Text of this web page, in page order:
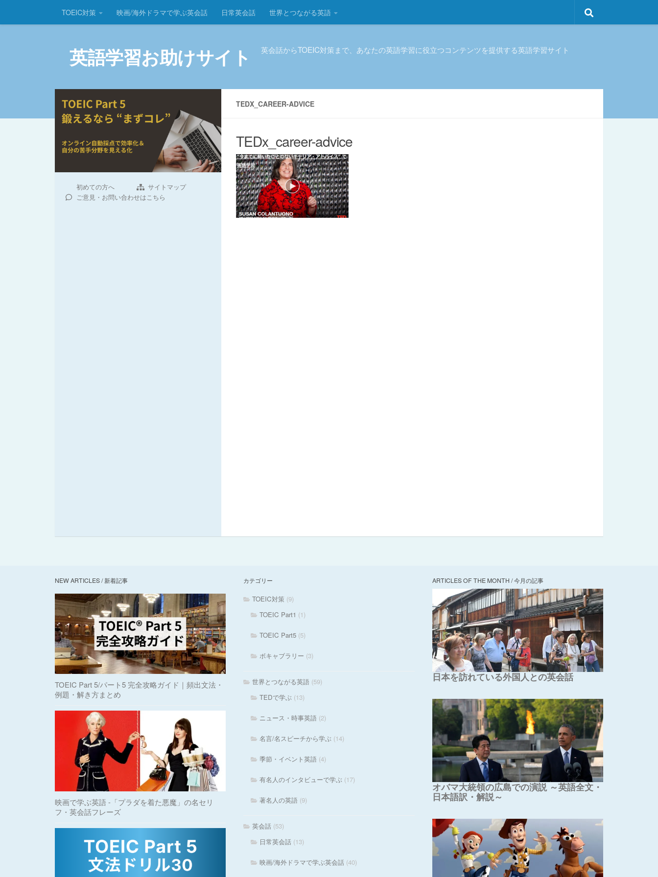
コンテンツへスキップ
TOEIC対策 映画/海外ドラマで学ぶ英会話 日常英会話 世界とつながる英語
英語学習お助けサイト 英会話からTOEIC対策まで、あなたの英語学習に役立つコンテンツを提供する英語学習サイト
TEDX_CAREER-ADVICE
TEDx_career-advice
初めての方へ
サイトマップ
ご意見・お問い合わせはこちら
NEW ARTICLES / 新着記事
TOEIC Part 5/パート5 完全攻略ガイド｜頻出文法・
例題・解き方まとめ
映画で学ぶ英語 -「プラダを着た悪魔」の名セリ
フ・英会話フレーズ
カテゴリー
TOEIC対策 (9)
TOEIC Part1 (1)
TOEIC Part5 (5)
ボキャブラリー (3)
世界とつながる英語 (59)
TEDで学ぶ (13)
ニュース・時事英語 (2)
名言/名スピーチから学ぶ (14)
季節・イベント英語 (4)
有名人のインタビューで学ぶ (17)
著名人の英語 (9)
英会話 (53)
日常英会話 (13)
映画/海外ドラマで学ぶ英会話 (40)
ARTICLES OF THE MONTH / 今月の記事
日本を訪れている外国人との英会話
オバマ大統領の広島での演説 ～英語全文・
日本語訳・解説～